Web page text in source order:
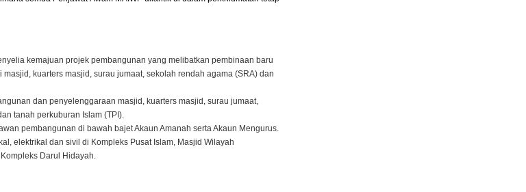
kemajuan projek pembangunan yang melibatkan pembinaan baru
kuarters masjid, surau jumaat, sekolah rendah agama (SRA) dan
dan penyelenggaraan masjid, kuarters masjid, surau jumaat,
tanah perkuburan Islam (TPI).
pembangunan di bawah bajet Akaun Amanah serta Akaun Mengurus.
elektrikal dan sivil di Kompleks Pusat Islam, Masjid Wilayah
Darul Hidayah.